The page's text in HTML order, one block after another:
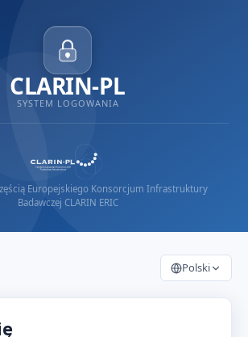
CLARIN-PL
SYSTEM LOGOWANIA
Europejskiego Konsorcjum Infrastruktury
Badawczej CLARIN ERIC
Polski